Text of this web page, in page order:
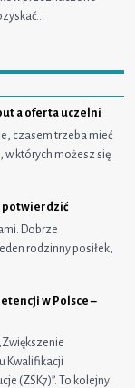
a oferta uczelni
czasem trzeba mieć
w których możesz się
potwierdzić
Dobrze
rodzinny posiłek,
w Polsce –
Kwalifikacji
(ZSK7)”. To kolejny